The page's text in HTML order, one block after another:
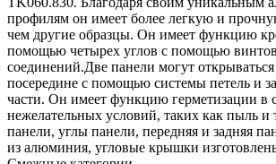
профилям он имеет более легкую и
чем другие образцы. Он имеет функцию
помощью четырех углов с помощью
соединений.Две панели могут открываться
посередине с помощью системы петель и
части. Он имеет функцию герметизации в
нежелательных условий, таких как пыль и
панели, углы панели, передняя и задняя
из алюминия, угловые крышки